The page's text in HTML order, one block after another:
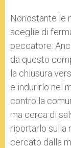
Nonostante le
sceglie di
peccatore.
da questo
la chiusura
e indurirlo nel
contro la
ma cerca di
riportarlo sulla
cercato dalla